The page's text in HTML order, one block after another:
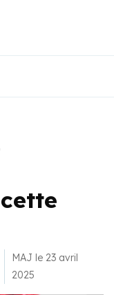
MAJ le 23 avril
2025